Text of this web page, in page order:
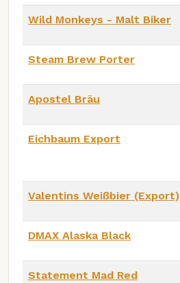
Wild Monkeys - Malt Biker
Steam Brew Porter
Apostel Bräu
Eichbaum Export
Valentins Weißbier (Export)
DMAX Alaska Black
Statement Mad Red